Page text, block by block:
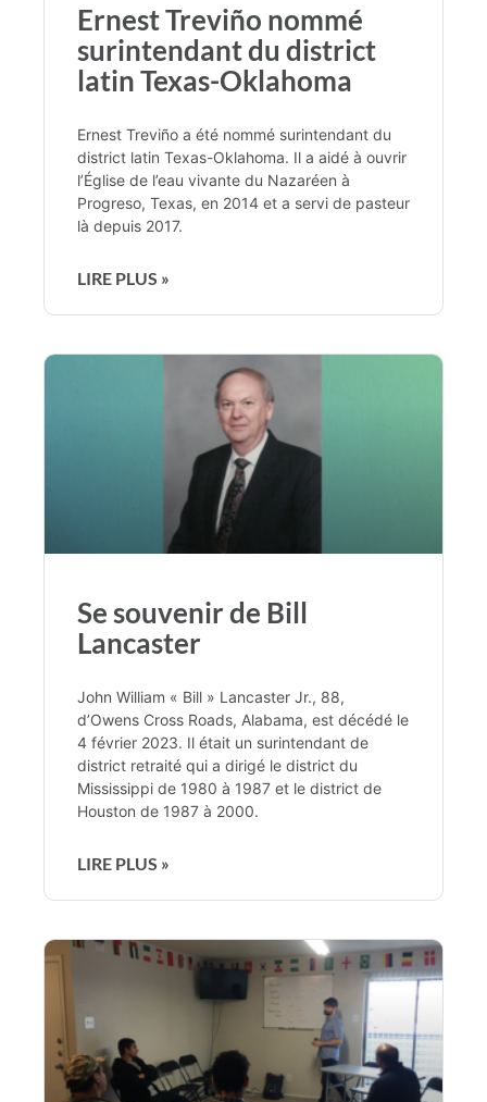
Ernest Treviño nommé
surintendant du district
latin Texas-Oklahoma
Ernest Treviño a été nommé surintendant du
district latin Texas-Oklahoma. Il a aidé à ouvrir
l’Église de l’eau vivante du Nazaréen à
Progreso, Texas, en 2014 et a servi de pasteur
là depuis 2017.
LIRE PLUS »
Se souvenir de Bill
Lancaster
John William « Bill » Lancaster Jr., 88,
d’Owens Cross Roads, Alabama, est décédé le
4 février 2023. Il était un surintendant de
district retraité qui a dirigé le district du
Mississippi de 1980 à 1987 et le district de
Houston de 1987 à 2000.
LIRE PLUS »